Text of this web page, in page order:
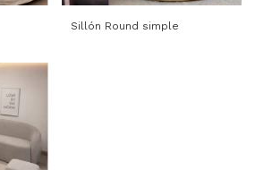
Sillón Round simple